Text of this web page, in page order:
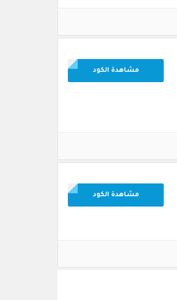
مشاهدة الكود
مشاهدة الكود